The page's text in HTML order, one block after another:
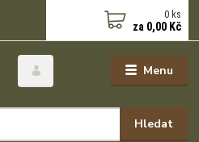
Menu
Hledat
0 ks
za 0,00 Kč